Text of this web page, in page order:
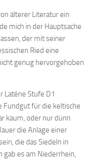
älterer Literatur ein
mich in der Hauptsache
der mit seiner
Ried eine
genug hervorgehoben
Laténe Stufe D1
Fundgut für die keltische
kaum, oder nur dünn
die Anlage einer
die das Siedeln in
gab es am Niederrhein,